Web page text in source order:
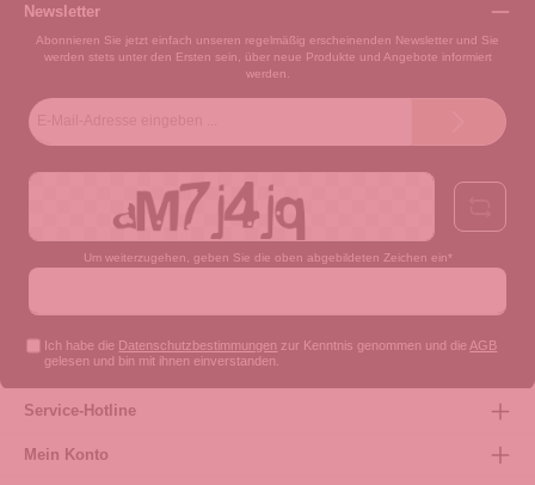
Newsletter
Abonnieren Sie jetzt einfach unseren regelmäßig erscheinenden Newsletter und Sie
werden stets unter den Ersten sein, über neue Produkte und Angebote informiert
werden.
Um weiterzugehen, geben Sie die oben abgebildeten Zeichen ein*
Ich habe die Datenschutzbestimmungen zur Kenntnis genommen und die AGB
gelesen und bin mit ihnen einverstanden.
Service-Hotline
Mein Konto